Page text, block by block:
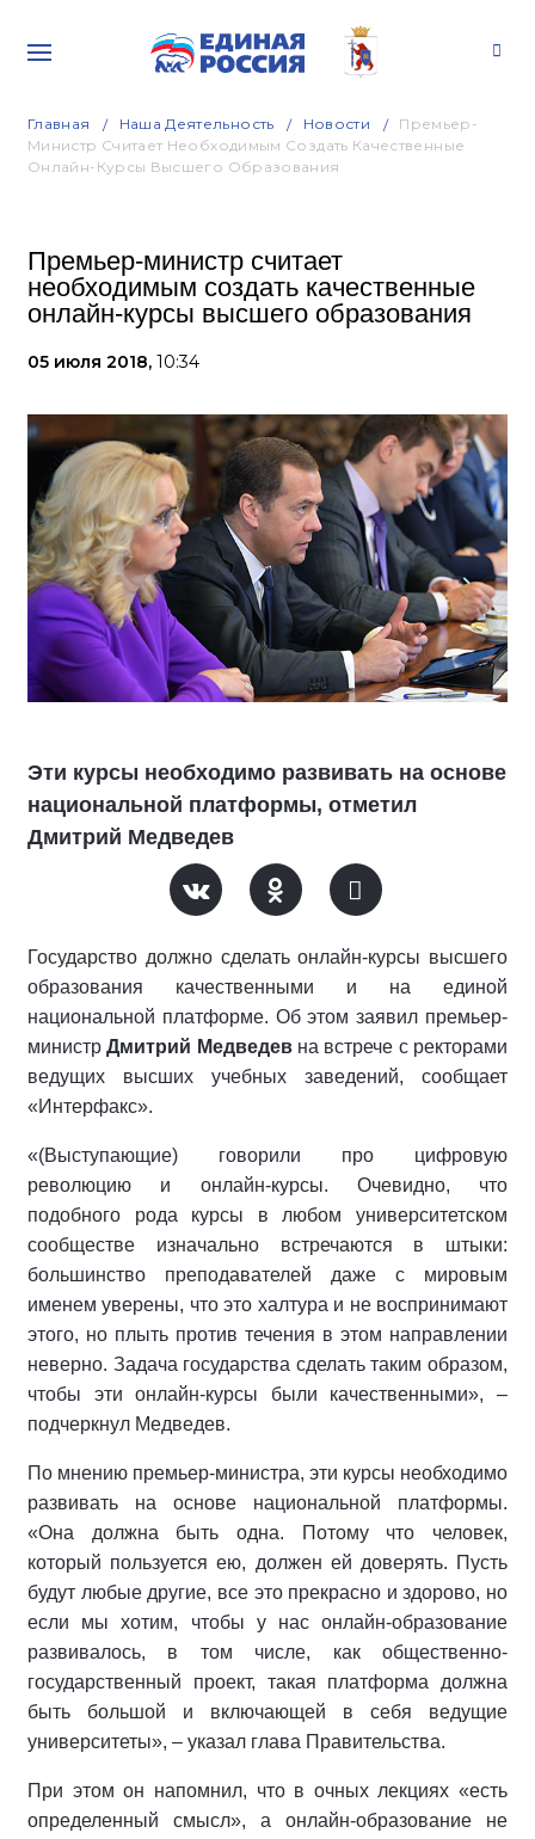
Главная Наша Деятельность Новости
Премьер-
Министр Считает Необходимым Создать Качественные
Онлайн-Курсы Высшего Образования
Премьер-министр считает
необходимым создать качественные
онлайн-курсы высшего образования
05 июля 2018, 10:34
Эти курсы необходимо развивать на основе
национальной платформы, отметил
Дмитрий Медведев
Государство должно сделать онлайн-курсы высшего
образования качественными и на единой
национальной платформе. Об этом заявил премьер-
министрДмитрий Медведевна встрече с ректорами
ведущих высших учебных заведений, сообщает
«Интерфакс».
«(Выступающие) говорили про цифровую
революцию и онлайн-курсы. Очевидно, что
подобного рода курсы в любом университетском
сообществе изначально встречаются в штыки:
большинство преподавателей даже с мировым
именем уверены, что это халтура и не воспринимают
этого, но плыть против течения в этом направлении
неверно. Задача государства сделать таким образом,
чтобы эти онлайн-курсы были качественными», –
подчеркнул Медведев.
По мнению премьер-министра, эти курсы необходимо
развивать на основе национальной платформы.
«Она должна быть одна. Потому что человек,
который пользуется ею, должен ей доверять. Пусть
будут любые другие, все это прекрасно и здорово, но
если мы хотим, чтобы у нас онлайн-образование
развивалось, в том числе, как общественно-
государственный проект, такая платформа должна
быть большой и включающей в себя ведущие
университеты», – указал глава Правительства.
При этом он напомнил, что в очных лекциях «есть
определенный смысл», а онлайн-образование не